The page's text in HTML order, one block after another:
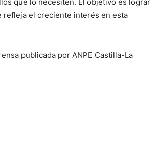
refleja el creciente interés en esta
publicada por ANPE Castilla-La